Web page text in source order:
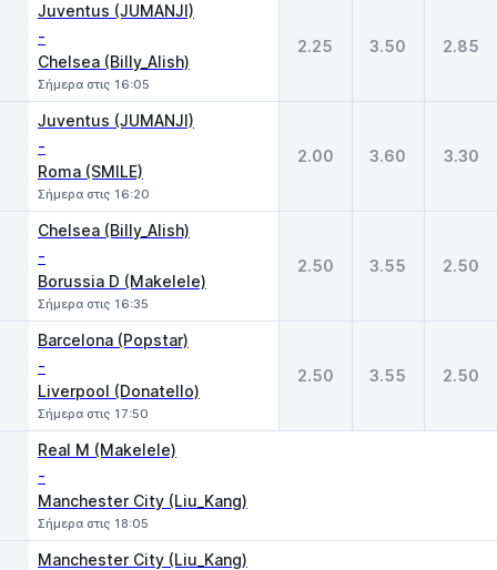
Juventus (JUMANJI)
-
Chelsea (Billy_Alish)
Σήμερα στις 16:05
2.25 3.50 2.85
Juventus (JUMANJI)
-
Roma (SMILE)
Σήμερα στις 16:20
2.00 3.60 3.30
Chelsea (Billy_Alish)
-
Borussia D (Makelele)
Σήμερα στις 16:35
2.50 3.55 2.50
Barcelona (Popstar)
-
Liverpool (Donatello)
Σήμερα στις 17:50
2.50 3.55 2.50
Real M (Makelele)
-
Manchester City (Liu_Kang)
Σήμερα στις 18:05
Manchester City (Liu_Kang)